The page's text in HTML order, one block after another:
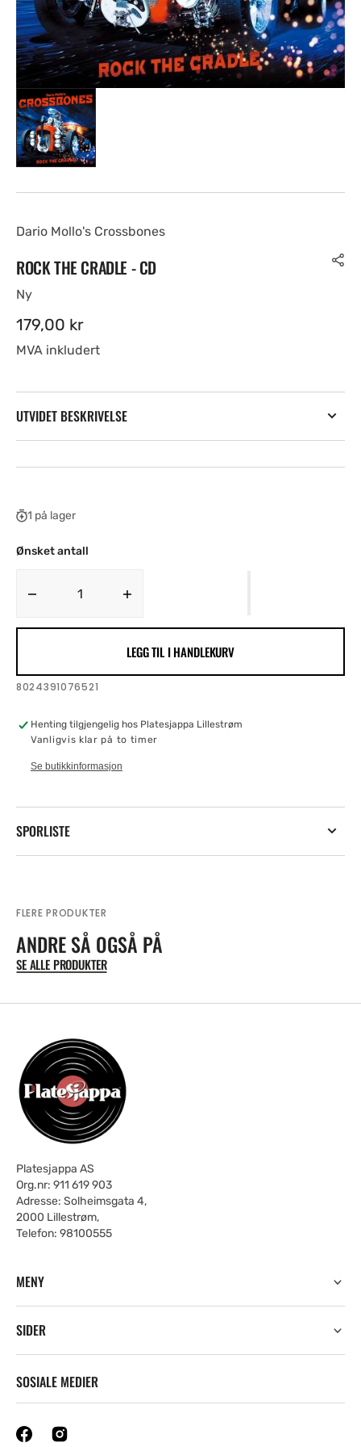
Dario Mollo's Crossbones
ROCK THE CRADLE - CD
Ny
Ordinær
pris
179,00 kr
MVA inkludert
UTVIDET BESKRIVELSE
1 på lager
Ønsket antall
Decrease
Cradle
CD
Rock
CD
LEGG TIL I HANDLEKURV
SKU:
8024391076521
Henting tilgjengelig hos Platesjappa Lillestrøm
Vanligvis klar på to timer
Se butikkinformasjon
SPORLISTE
FLERE PRODUKTER
ANDRE SÅ OGSÅ PÅ
SE ALLE PRODUKTER
Platesjappa AS
Org.nr: 911 619 903
Adresse: Solheimsgata 4,
2000 Lillestrøm,
Telefon: 98100555
MENY
SIDER
SOSIALE MEDIER